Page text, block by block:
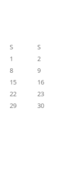
S
S
1
2
8
9
15
16
22
23
29
30